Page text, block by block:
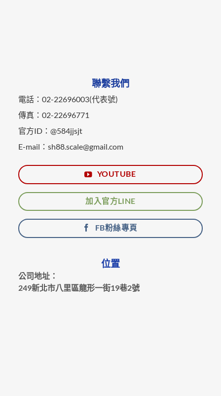
聯繫我們
電話：02-22696003(代表號)
傳真：02-22696771
官方ID：@584jjsjt
E-mail：sh88.scale@gmail.com
YOUTUBE
加入官方LINE
FB粉絲專頁
位置
公司地址：
249新北市八里區龍形一街19巷2號